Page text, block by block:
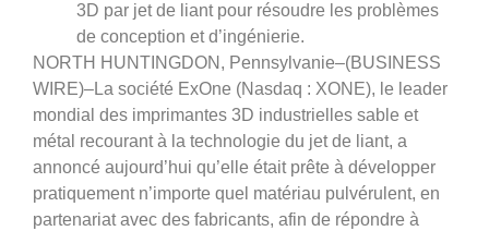
3D par jet de liant pour résoudre les problèmes
de conception et d’ingénierie.
NORTH HUNTINGDON, Pennsylvanie–(BUSINESS
WIRE)–La société ExOne (Nasdaq : XONE), le leader
mondial des imprimantes 3D industrielles sable et
métal recourant à la technologie du jet de liant, a
annoncé aujourd’hui qu’elle était prête à développer
pratiquement n’importe quel matériau pulvérulent, en
partenariat avec des fabricants, afin de répondre à